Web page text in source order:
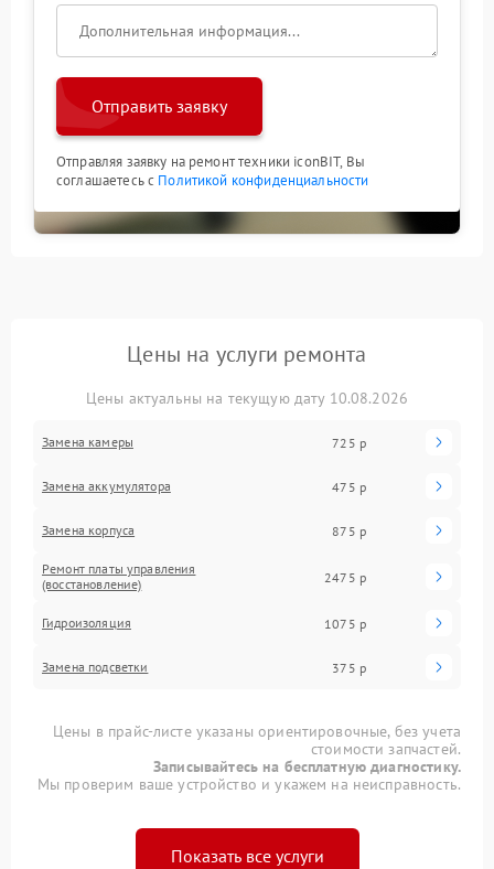
Отправить заявку
Отправляя заявку на ремонт техники iconBIT, Вы
соглашаетесь с Политикой конфиденциальности
Цены на услуги ремонта
Цены актуальны на текущую дату 10.08.2026
Замена камеры 725 р
Замена аккумулятора 475 р
Замена корпуса 875 р
Ремонт платы управления
(восстановление)
2475 р
Гидроизоляция 1075 р
Замена подсветки 375 р
Цены в прайс-листе указаны ориентировочные, без учета
стоимости запчастей.
Записывайтесь на бесплатную диагностику.
Мы проверим ваше устройство и укажем на неисправность.
Показать все услуги